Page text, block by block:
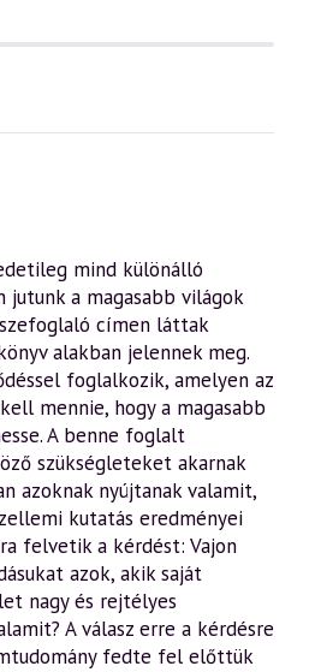
mind különálló
jutunk a magasabb világok
címen láttak
alakban jelennek meg.
foglalkozik, amelyen az
mennie, hogy a magasabb
A benne foglalt
szükségleteket akarnak
azoknak nyújtanak valamit,
kutatás eredményei
felvetik a kérdést: Vajon
azok, akik saját
nagy és rejtélyes
A válasz erre a kérdésre
fedte fel előttük